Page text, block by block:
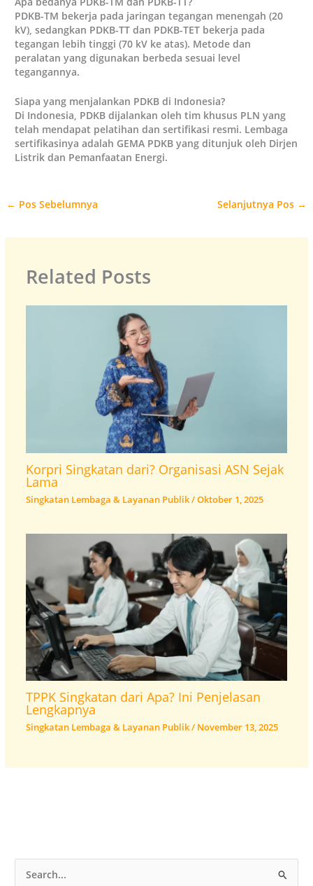
PDKB-TM bekerja pada jaringan tegangan menengah (20
kV), sedangkan PDKB-TT dan PDKB-TET bekerja pada
tegangan lebih tinggi (70 kV ke atas). Metode dan
peralatan yang digunakan berbeda sesuai level
tegangannya.
Siapa yang menjalankan PDKB di Indonesia?
Di Indonesia, PDKB dijalankan oleh tim khusus PLN yang
telah mendapat pelatihan dan sertifikasi resmi. Lembaga
sertifikasinya adalah GEMA PDKB yang ditunjuk oleh Dirjen
Listrik dan Pemanfaatan Energi.
← Pos Sebelumnya Selanjutnya Pos →
Related Posts
Korpri Singkatan dari? Organisasi ASN Sejak
Lama
Singkatan Lembaga & Layanan Publik/Oktober 1, 2025
TPPK Singkatan dari Apa? Ini Penjelasan
Lengkapnya
Singkatan Lembaga & Layanan Publik/ November 13, 2025